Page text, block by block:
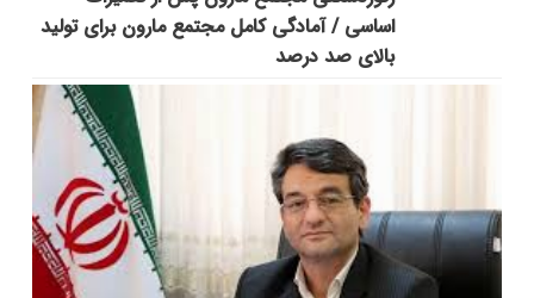
اساسی / آمادگی کامل مجتمع مارون برای تولید
بالای صد درصد